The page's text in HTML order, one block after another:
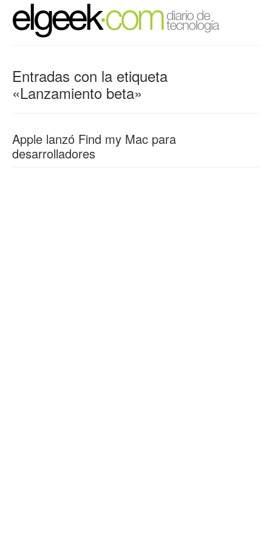
Entradas con la etiqueta
«Lanzamiento beta»
Apple lanzó Find my Mac para
desarrolladores